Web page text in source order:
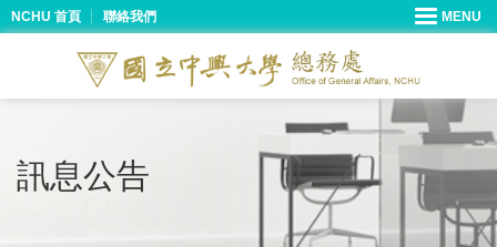
NCHU 首頁 聯絡我們
訊息公告